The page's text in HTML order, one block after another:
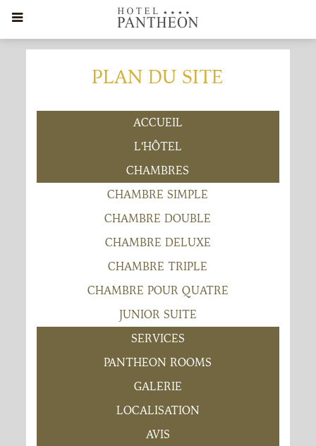
PLAN DU SITE
ACCUEIL
L'HÔTEL
CHAMBRES
CHAMBRE SIMPLE
CHAMBRE DOUBLE
CHAMBRE DELUXE
CHAMBRE TRIPLE
CHAMBRE POUR QUATRE
JUNIOR SUITE
SERVICES
PANTHEON ROOMS
GALERIE
LOCALISATION
AVIS